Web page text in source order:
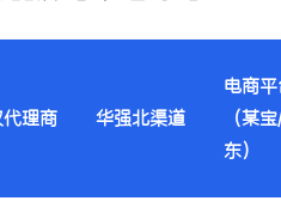
理商 华强北渠道
电商
（某
东）